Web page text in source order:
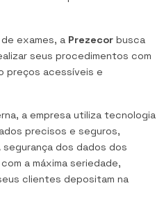
exames, a Prezecor busca
seus procedimentos com
preços acessíveis e
a empresa utiliza tecnologia
precisos e seguros,
dos dados dos
a máxima seriedade,
clientes depositam na